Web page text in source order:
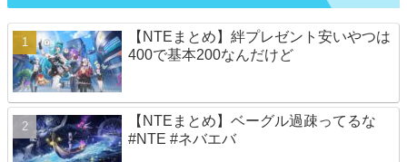
【NTEまとめ】絆プレゼント安いやつは
400で基本200なんだけど
【NTEまとめ】ベーグル過疎ってるな
#NTE #ネバエバ